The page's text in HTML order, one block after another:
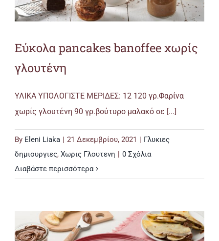
Εύκολα pancakes banoffee χωρίς
γλουτένη
ΥΛΙΚΑ ΥΠΟΛΟΓΙΣΤΕ ΜΕΡΙΔΕΣ: 12 120 γρ.Φαρίνα
χωρίς γλουτένη 90 γρ.βούτυρο μαλακό σε [...]
By Eleni Liaka | 21 Δεκεμβρίου, 2021 | Γλυκιες
δημιουργιες, Χωρις Γλουτενη | 0 Σχόλια
Διαβάστε περισσότερα